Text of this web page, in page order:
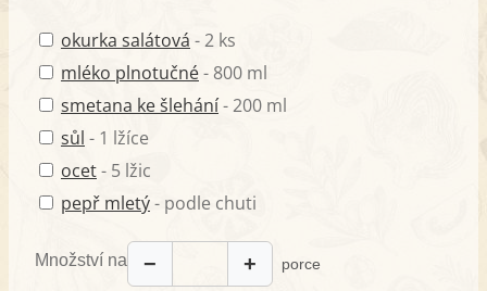
okurka salátová - 2 ks
mléko plnotučné- 800 ml
smetana ke šlehání- 200 ml
sůl - 1 lžíce
ocet- 5 lžic
pepř mletý- podle chuti
Množství na − + porce